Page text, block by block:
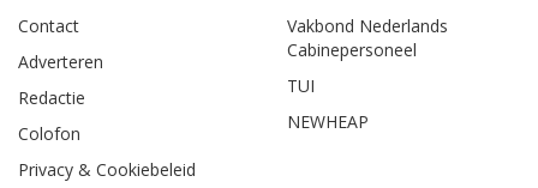
Contact
Adverteren
Redactie
Colofon
Privacy & Cookiebeleid
Vakbond Nederlands
Cabinepersoneel
TUI
NEWHEAP